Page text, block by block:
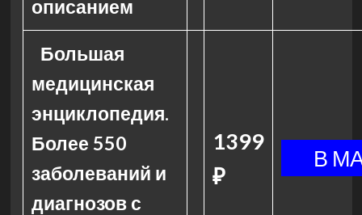
описанием
Большая
медицинская
энциклопедия.
Более 550
заболеваний и
диагнозов с
1399
₽